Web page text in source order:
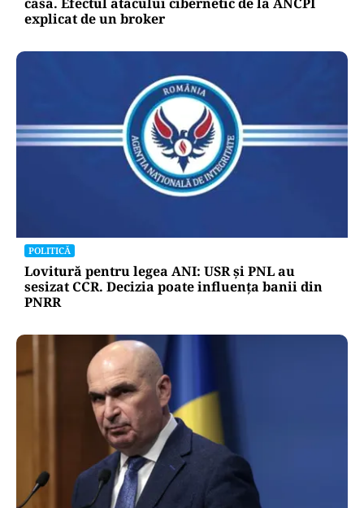
explicat de un broker
POLITICĂ
Lovitură pentru legea ANI: USR și PNL au
sesizat CCR. Decizia poate influența banii din
PNRR